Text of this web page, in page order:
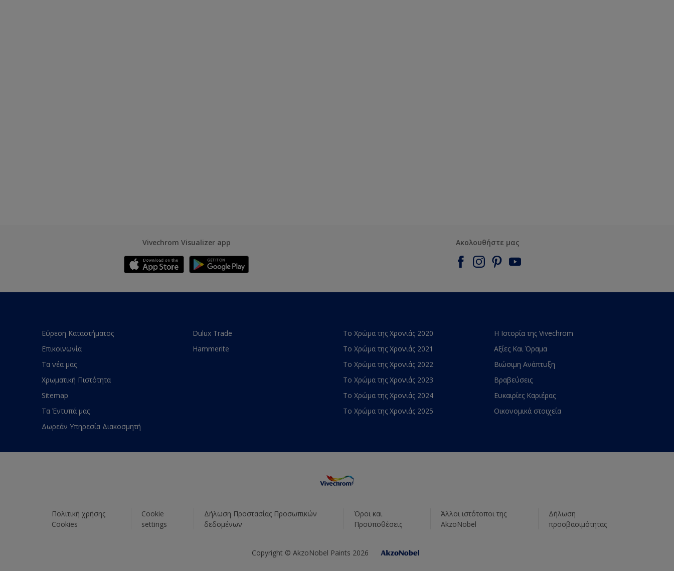
Vivechrom Visualizer app Ακολουθήστε μας
Εύρεση Καταστήματος
Επικοινωνία
Τα νέα μας
Χρωματική Πιστότητα
Sitemap
Τα Έντυπά μας
Δωρεάν Υπηρεσία Διακοσμητή
Dulux Trade
Hammerite
Το Χρώμα της Χρονιάς 2020
Το Χρώμα της Χρονιάς 2021
Το Χρώμα της Χρονιάς 2022
Το Χρώμα της Χρονιάς 2023
Το Χρώμα της Χρονιάς 2024
Το Χρώμα της Χρονιάς 2025
Η Ιστορία της Vivechrom
Αξίες Και Όραμα
Βιώσιμη Ανάπτυξη
Βραβεύσεις
Ευκαιρίες Καριέρας
Οικονομικά στοιχεία
Πολιτική χρήσης
Cookies
Cookie
settings
Δήλωση Προστασίας Προσωπικών
δεδομένων
Όροι και
Προϋποθέσεις
Άλλοι ιστότοποι της
AkzoNobel
Δήλωση
προσβασιμότητας
Copyright © AkzoNobel Paints 2026